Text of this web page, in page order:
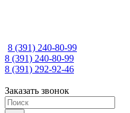
8 (391) 240-80-99
8 (391) 240-80-99
8 (391) 292-92-46
Заказать звонок